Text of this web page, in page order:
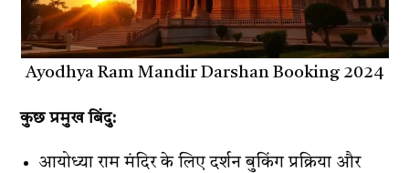
Ayodhya Ram Mandir Darshan Booking 2024
कुछ प्रमुख बिंदु:
आयोध्या राम मंदिर के लिए दर्शन बुकिंग प्रक्रिया और